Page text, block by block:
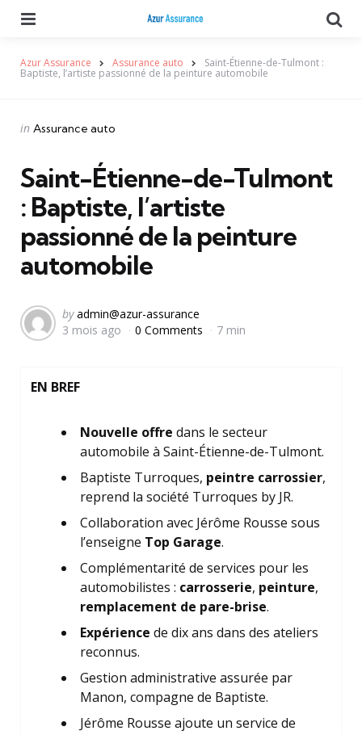
Azur Assurance Assurance auto Saint-Étienne-de-Tulmont :
Baptiste, l’artiste passionné de la peinture automobile
Categories
Posted
in Assurance auto
Saint-Étienne-de-Tulmont
: Baptiste, l’artiste
passionné de la peinture
automobile
Posted
by
by admin@azur-assurance
3 mois ago
0 Comments 7 min
EN BREF
Nouvelle offre dans le secteur
automobile à Saint-Étienne-de-Tulmont.
Baptiste Turroques, peintre carrossier,
reprend la société Turroques by JR.
Collaboration avec Jérôme Rousse sous
l’enseigne Top Garage.
Complémentarité de services pour les
automobilistes : carrosserie, peinture,
remplacement de pare-brise.
Expérience de dix ans dans des ateliers
reconnus.
Gestion administrative assurée par
Manon, compagne de Baptiste.
Jérôme Rousse ajoute un service de